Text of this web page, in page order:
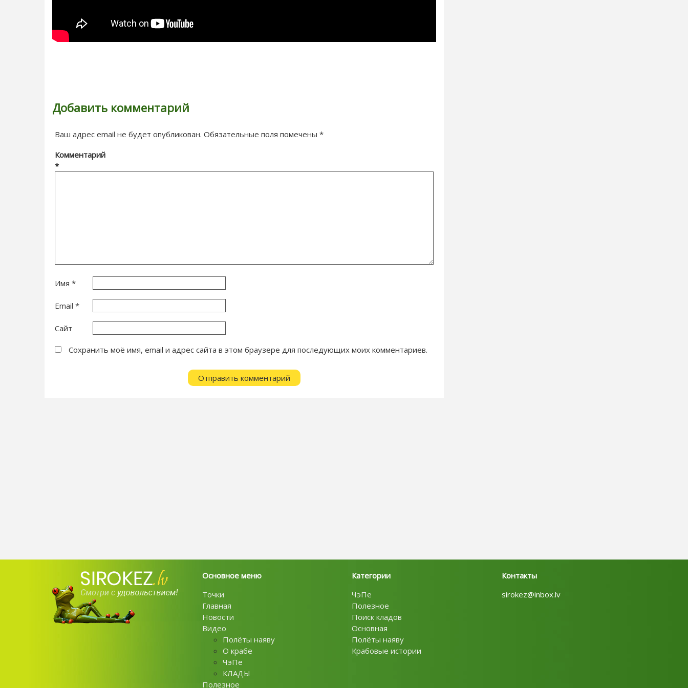
Добавить комментарий
Ваш адрес email не будет опубликован. Обязательные поля помечены *
Комментарий
*
Имя *
Email *
Сайт
Сохранить моё имя, email и адрес сайта в этом браузере для последующих моих комментариев.
Основное меню
Точки
Главная
Новости
Видео
Полёты наяву
О крабе
ЧэПе
КЛАДЫ
Полезное
Категории
ЧэПе
Полезное
Поиск кладов
Основная
Полёты наяву
Крабовые истории
Контакты
sirokez@inbox.lv